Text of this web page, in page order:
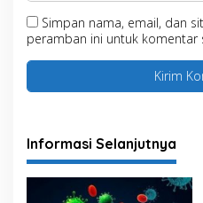
Simpan nama, email, dan
peramban ini untuk komentar
Informasi Selanjutnya